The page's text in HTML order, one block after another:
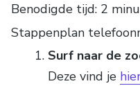
Benodigde tijd: 2
Stappenplan
Surf naar de
Deze vind je